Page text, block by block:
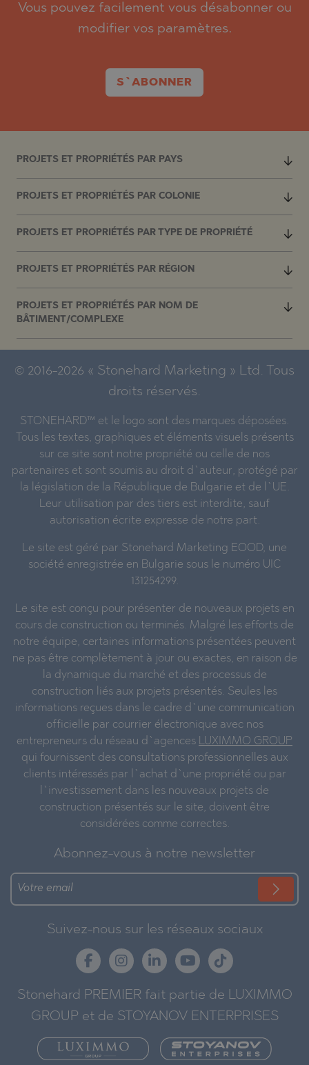
Vous pouvez facilement vous désabonner ou
modifier vos paramètres.
S`ABONNER
PROJETS ET PROPRIÉTÉS PAR PAYS
PROJETS ET PROPRIÉTÉS PAR COLONIE
PROJETS ET PROPRIÉTÉS PAR TYPE DE PROPRIÉTÉ
PROJETS ET PROPRIÉTÉS PAR RÉGION
PROJETS ET PROPRIÉTÉS PAR NOM DE
BÂTIMENT/COMPLEXE
© 2016-2026 « Stonehard Marketing » Ltd. Tous
droits réservés.
STONEHARD™ et le logo sont des marques déposées.
Tous les textes, graphiques et éléments visuels présents
sur ce site sont notre propriété ou celle de nos
partenaires et sont soumis au droit d`auteur, protégé par
la législation de la République de Bulgarie et de l`UE.
Leur utilisation par des tiers est interdite, sauf
autorisation écrite expresse de notre part.
Le site est géré par Stonehard Marketing EOOD, une
société enregistrée en Bulgarie sous le numéro UIC
131254299.
Le site est conçu pour présenter de nouveaux projets en
cours de construction ou terminés. Malgré les efforts de
notre équipe, certaines informations présentées peuvent
ne pas être complètement à jour ou exactes, en raison de
la dynamique du marché et des processus de
construction liés aux projets présentés. Seules les
informations reçues dans le cadre d`une communication
officielle par courrier électronique avec nos
entrepreneurs du réseau d`agences LUXIMMO GROUP
qui fournissent des consultations professionnelles aux
clients intéressés par l`achat d`une propriété ou par
l`investissement dans les nouveaux projets de
construction présentés sur le site, doivent être
considérées comme correctes.
Abonnez-vous à notre newsletter
Suivez-nous sur les réseaux sociaux
Stonehard PREMIER fait partie de LUXIMMO
GROUP et de STOYANOV ENTERPRISES